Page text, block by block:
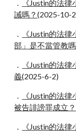
．
《Justin的法
誡嗎？(2025-10-
．
《Justin的法
部」是不當管教
．
《Justin的法
義(2025-6-2)
．
《Justin的法
被告誹謗罪成立？
．
《Justin的法